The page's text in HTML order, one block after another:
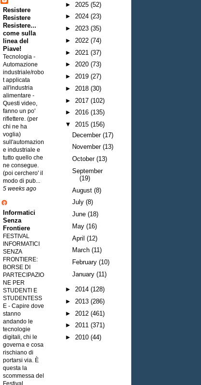
Resistere
Resistere
Resistere...
come sulla
linea del
Piave!
Tecnologia -
Automazione
industriale/robo
t applicata
all'industria
alimentare -
Questi video,
fanno un po'
riflettere. (per
chi ne ha
voglia)
sull'automazion
e industriale e
tutto quello che
ne consegue.
(poi cerchero' il
modo di pub...
5 weeks ago
Informatici
Senza
Frontiere
FESTIVAL
INFORMATICI
SENZA
FRONTIERE:
BORSE DI
PARTECIPAZIO
NE PER
STUDENTI E
STUDENTESS
E - Capire dove
stanno
andando le
tecnologie
digitali, chi le
governa e cosa
rischiano di
portarsi via. È
questa la
scommessa del
Festival
► 2025 (52)
► 2024 (23)
► 2023 (35)
► 2022 (74)
► 2021 (37)
► 2020 (73)
► 2019 (27)
► 2018 (30)
► 2017 (102)
► 2016 (135)
▼ 2015 (156)
December(17)
November(13)
October(13)
September
(19)
August(8)
July(8)
June(18)
May(16)
April(12)
March(11)
February(10)
January(11)
► 2014 (128)
► 2013 (286)
► 2012 (461)
► 2011 (371)
► 2010 (44)